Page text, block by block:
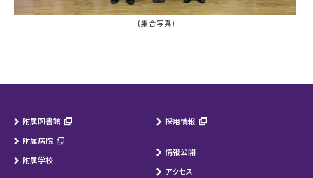
(集合写真)
附属図書館
附属病院
附属学校
採用情報
情報公開
アクセス